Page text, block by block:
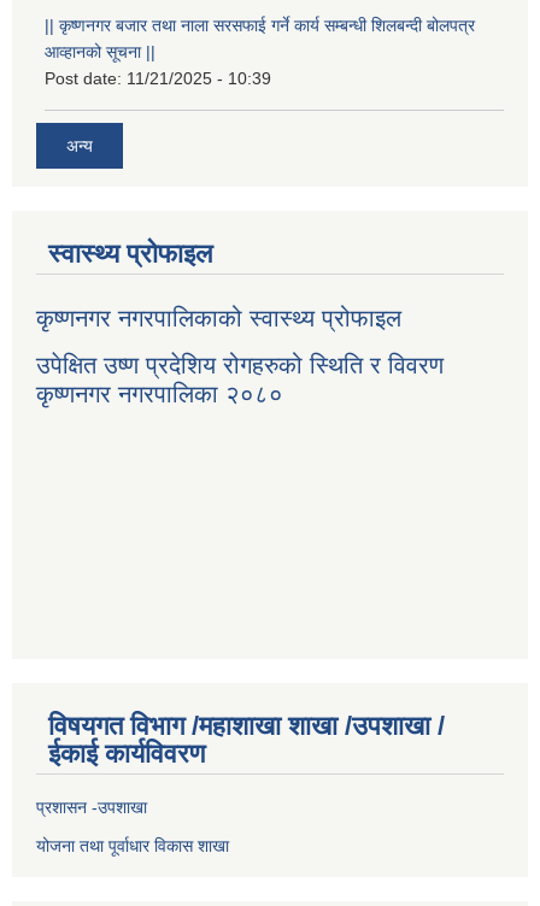
|| कृष्णनगर बजार तथा नाला सरसफाई गर्ने कार्य सम्बन्धी शिलबन्दी बोलपत्र
आव्हानको सूचना ||
Post date: 11/21/2025 - 10:39
अन्य
स्वास्थ्य प्रोफाइल
कृष्णनगर नगरपालिकाको स्वास्थ्य प्रोफाइल
उपेक्षित उष्ण प्रदेशिय रोगहरुको स्थिति र विवरण
कृष्णनगर नगरपालिका २०८०
विषयगत विभाग /महाशाखा शाखा /उपशाखा /
ईकाई कार्यविवरण
प्रशासन -उपशाखा
योजना तथा पूर्वाधार विकास शाखा